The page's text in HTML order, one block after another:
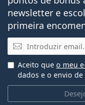
newsletter e
primeira
Email
Aceito que o meu
dados e o envio